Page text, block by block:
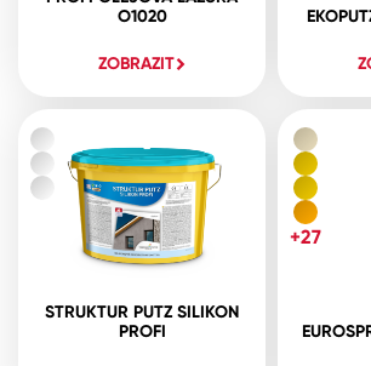
O1020
ZOBRAZIT
STRUKTUR PUTZ SILIKON
PROFI
+27